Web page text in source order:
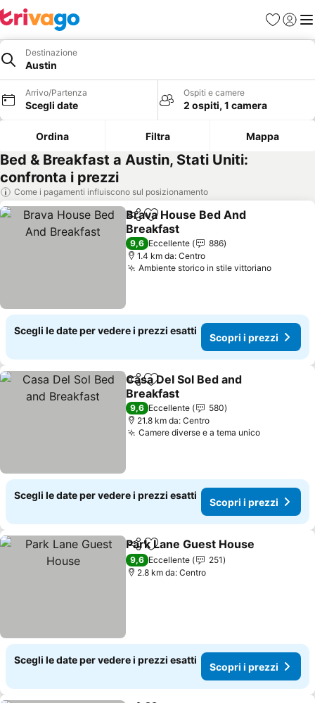
PreferitiAccedi
Destinazione
Austin
Arrivo/Partenza
Scegli date
Ospiti e camere
2 ospiti, 1 camera
Ordina Filtra Mappa
Bed & Breakfast a Austin, Stati Uniti:
confronta i prezzi
Come i pagamenti influiscono sul posizionamento
CondividiAggiungi ai preferiti
Brava House Bed And
Breakfast
9,6 Eccellente
886
1.4 km da: Centro
Ambiente storico in stile vittoriano
Scegli le date per vedere i prezzi esatti
Scopri i prezzi
CondividiAggiungi ai preferiti
Casa Del Sol Bed and
Breakfast
9,6 Eccellente
580
21.8 km da: Centro
Camere diverse e a tema unico
Scegli le date per vedere i prezzi esatti
Scopri i prezzi
CondividiAggiungi ai preferiti
Park Lane Guest House
9,6 Eccellente
251
2.8 km da: Centro
Scegli le date per vedere i prezzi esatti
Scopri i prezzi